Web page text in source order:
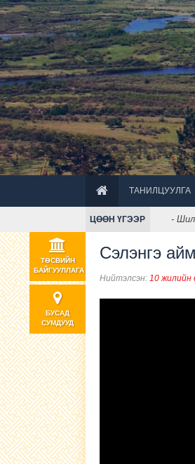
ТАНИЛЦУУЛГА
ЦӨӨН ҮГЭЭР -
БУСАД
СУМДУУД
ТӨСВИЙН
БАЙГУУЛЛАГА
Сэлэнгэ
Нийтэлсэн: 10 жилийн